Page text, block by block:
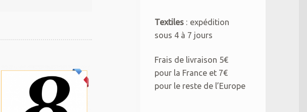
Textiles : expédition
sous 4 à 7 jours
Frais de livraison 5€
pour la France et 7€
pour le reste de l’Europe